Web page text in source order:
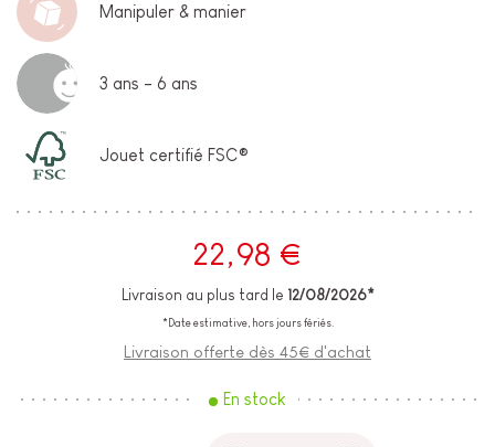
Manipuler & manier
3 ans - 6 ans
Jouet certifié FSC®
22,98 €
Livraison au plus tard le 12/08/2026*
*Date estimative, hors jours fériés.
Livraison offerte dès 45€ d'achat
En stock